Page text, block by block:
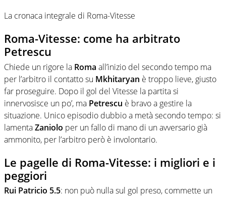
La cronaca integrale di Roma-Vitesse
Roma-Vitesse: come ha arbitrato
Petrescu
Chiede un rigore la Roma all’inizio del secondo tempo ma
per l’arbitro il contatto su Mkhitaryan è troppo lieve, giusto
far proseguire. Dopo il gol del Vitesse la partita si
innervosisce un po’, ma Petrescu è bravo a gestire la
situazione. Unico episodio dubbio a metà secondo tempo: si
lamentaZaniolo per un fallo di mano di un avversario già
ammonito, per l’arbitro però è involontario.
Le pagelle di Roma-Vitesse: i migliori e i
peggiori
Rui Patricio 5.5: non può nulla sul gol preso, commette un